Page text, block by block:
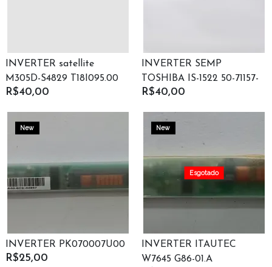
INVERTER satellite
M305D-S4829 T18I095.00
LF
R$40,00
INVERTER SEMP
TOSHIBA IS-1522 50-71157-
02
R$40,00
New
INVERTER PK070007U00
R$25,00
New
Esgotado
INVERTER ITAUTEC
W7645 G86-01.A